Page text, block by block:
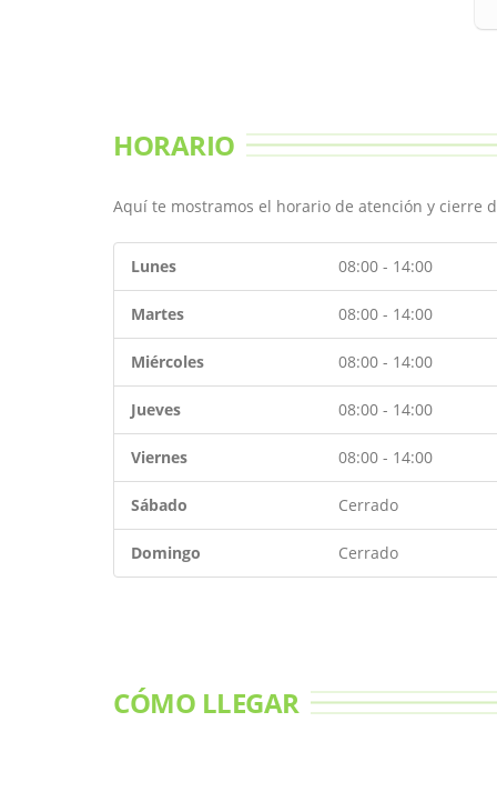
HORARIO
Aquí te mostramos el horario de atención y cierre
Lunes 08:00 - 14:00
Martes 08:00 - 14:00
Miércoles 08:00 - 14:00
Jueves 08:00 - 14:00
Viernes 08:00 - 14:00
Sábado Cerrado
Domingo Cerrado
CÓMO LLEGAR